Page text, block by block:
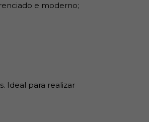
como rachaduras e
e moderno;
Ideal para realizar